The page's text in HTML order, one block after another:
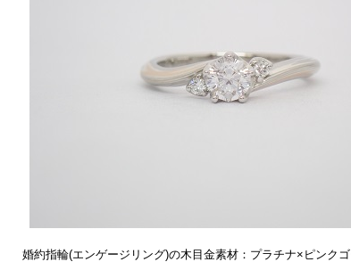
婚約指輪(エンゲージリング)の木目金素材：プラチナ×ピンク